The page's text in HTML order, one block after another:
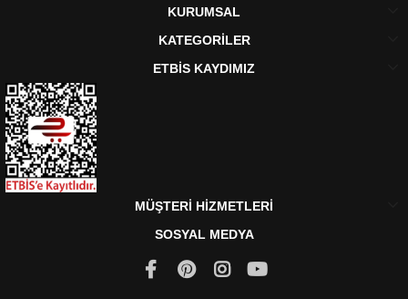
KURUMSAL
KATEGORİLER
ETBİS KAYDIMIZ
MÜŞTERİ HİZMETLERİ
SOSYAL MEDYA